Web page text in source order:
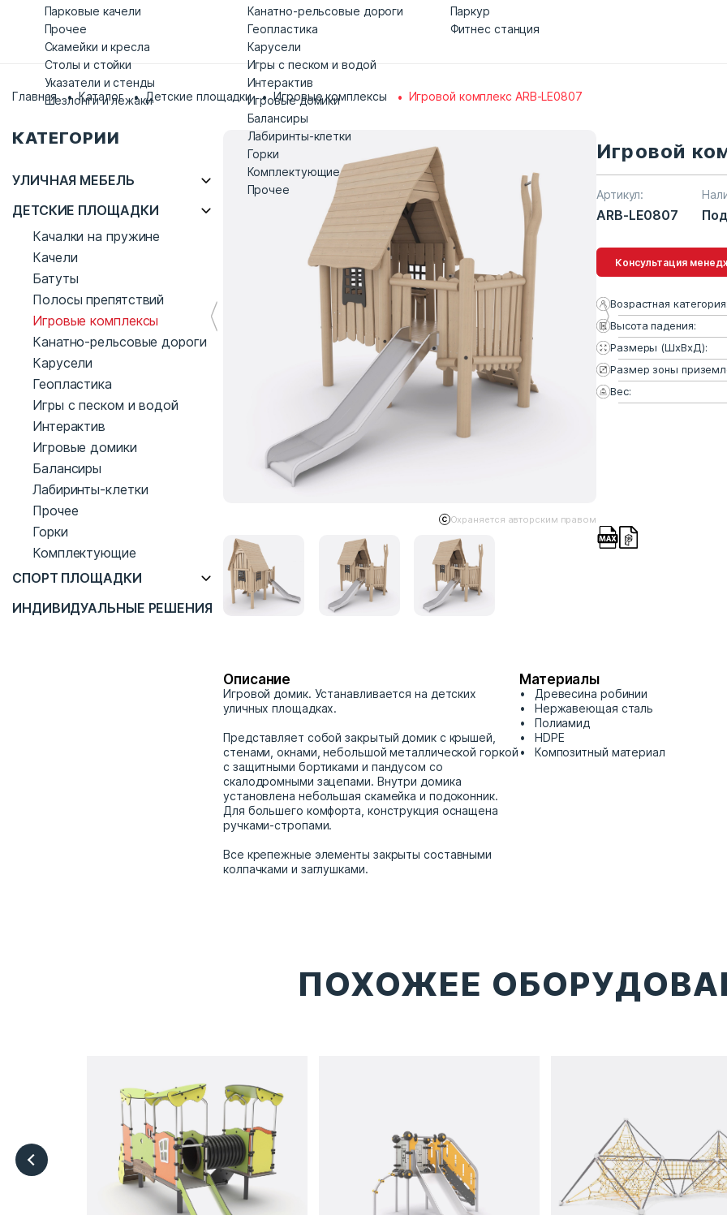
Парковые качели
Прочее
Скамейки и кресла
Столы и стойки
Указатели и стенды
Шезлонги и лежаки
Канатно-рельсовые дороги
Геопластика
Карусели
Игры с песком и водой
Интерактив
Игровые домики
Балансиры
Лабиринты-клетки
Горки
Комплектующие
Прочее
Паркур
Фитнес станция
Главная Каталог Детские площадки Игровые комплексы Игровой комплекс ARB-LE0807
КАТЕГОРИИ
УЛИЧНАЯ МЕБЕЛЬ
ДЕТСКИЕ ПЛОЩАДКИ
Качалки на пружине
Качели
Батуты
Полосы препятствий
Игровые комплексы
Канатно-рельсовые дороги
Карусели
Геопластика
Игры с песком и водой
Интерактив
Игровые домики
Балансиры
Лабиринты-клетки
Прочее
Горки
Комплектующие
СПОРТ ПЛОЩАДКИ
ИНДИВИДУАЛЬНЫЕ РЕШЕНИЯ
Охраняется авторским правом
Игровой
Артикул:
ARB-LE0807
Консультация
Возрастная
Высота падения:
Размеры (ШхВхД):
Размер зоны
Вес:
Описание
Игровой домик. Устанавливается на детских
уличных площадках.
Представляет собой закрытый домик с крышей,
стенами, окнами, небольшой металлической горкой
с защитными бортиками и пандусом со
скалодромными зацепами. Внутри домика
установлена небольшая скамейка и подоконник.
Для большего комфорта, конструкция оснащена
ручками-стропами.
Все крепежные элементы закрыты составными
колпачками и заглушками.
Материалы
Древесина робинии
Нержавеющая сталь
Полиамид
HDPE
Композитный материал
ПОХОЖЕЕ